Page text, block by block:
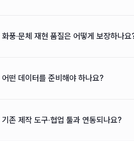
스튜디오가 단독으로 소유·사용하며, 학습 범
화풍·문체 재현 품질은 어떻게 보장하나요
단계에서 스튜디오의 실제 원고·작화로 재현
어떤 데이터를 준비해야 하나요?
데이터가 기본입니다. 정리되어 있지 않아도
기존 제작 도구·협업 툴과 연동되나요?